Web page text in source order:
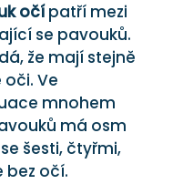
očípatří mezi
se pavouků.
že mají stejně
Ve
mnohem
má osm
šesti, čtyřmi,
bez očí.